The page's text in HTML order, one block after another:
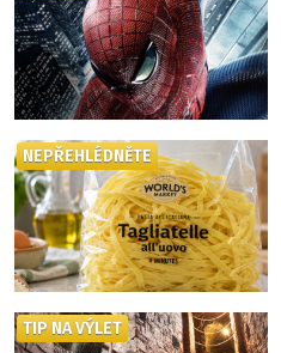
NEPŘEHLÉDNĚTE
TIP NA VÝLET